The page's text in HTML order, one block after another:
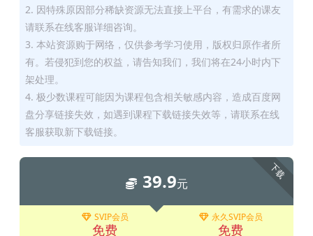
2. 因特殊原因部分稀缺资源无法直接上平台，有需求的课友
请联系在线客服详细咨询。
3. 本站资源购于网络，仅供参考学习使用，版权归原作者所
有。若侵犯到您的权益，请告知我们，我们将在24小时内下
架处理。
4. 极少数课程可能因为课程包含相关敏感内容，造成百度网
盘分享链接失效，如遇到课程下载链接失效等，请联系在线
客服获取新下载链接。
下载
39.9元
SVIP会员
免费
永久SVIP会员
免费